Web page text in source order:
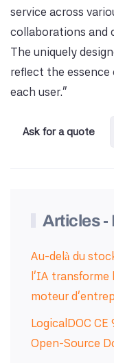
service across
collaborations and
The uniquely
reflect the essence
each user."
Ask for a quote
Articles -
Au-delà du
l'IA transforme
moteur
LogicalDOC
Open-Source